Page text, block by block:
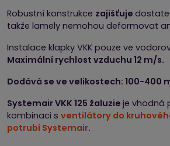
Robustní konstrukce zajišťuje
takže lamely nemohou deformovat
Instalace klapky VKK pouze ve
Maximální rychlost vzduchu 12 m/s.
Dodává se ve velikostech: 100-400
Systemair VKK 125 žaluzie je vhodná
kombinaci s ventilátory do
potrubí Systemair.